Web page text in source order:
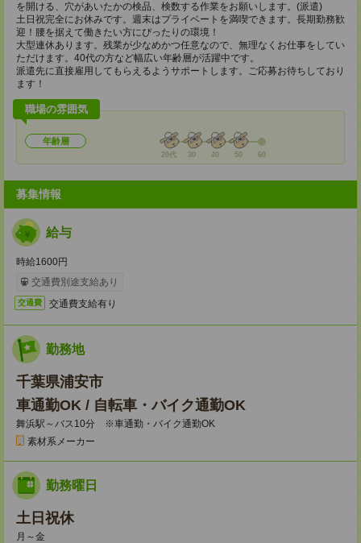
を開ける、穴があいたかの検品、検数する作業をお願いします。(派遣)
土日祝完全にお休みです。週末はプライベートを満喫できます。長期勤務歓
迎！腰を据えて働きたい方にぴったりの環境！
大型連休あります。残業が少なめかつ任意なので、無理なくお仕事をしてい
ただけます。40代の方など幅広い年齢層が活躍中です。
派遣先に直接雇用してもらえるようサポートします。ご応募お待ちしており
ます！
職場の雰囲気
年齢層
20代 30 40 50 60
募集情報
給与
時給1600円
交通費別途支給あり
交通費 交通費支給有り
勤務地
千葉県浦安市
車通勤OK / 自転車・バイク通勤OK
舞浜駅～バス10分 ※車通勤・バイク通勤OK
素材系メーカー
勤務曜日
土日祝休
月～金